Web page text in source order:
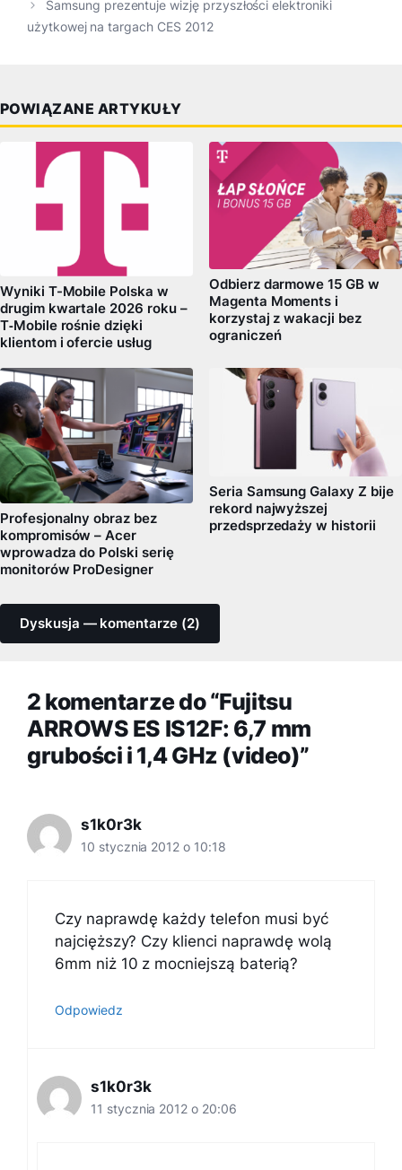
Samsung prezentuje wizję przyszłości elektroniki
użytkowej na targach CES 2012
POWIĄZANE ARTYKUŁY
Wyniki T-Mobile Polska w
drugim kwartale 2026 roku –
T‑Mobile rośnie dzięki
klientom i ofercie usług
Odbierz darmowe 15 GB w
Magenta Moments i
korzystaj z wakacji bez
ograniczeń
Profesjonalny obraz bez
kompromisów – Acer
wprowadza do Polski serię
monitorów ProDesigner
Seria Samsung Galaxy Z bije
rekord najwyższej
przedsprzedaży w historii
Dyskusja — komentarze (2)
2 komentarze do “Fujitsu
ARROWS ES IS12F: 6,7 mm
grubości i 1,4 GHz (video)”
s1k0r3k
10 stycznia 2012 o 10:18
Czy naprawdę każdy telefon musi być
najcięższy? Czy klienci naprawdę wolą
6mm niż 10 z mocniejszą baterią?
Odpowiedz
s1k0r3k
11 stycznia 2012 o 20:06